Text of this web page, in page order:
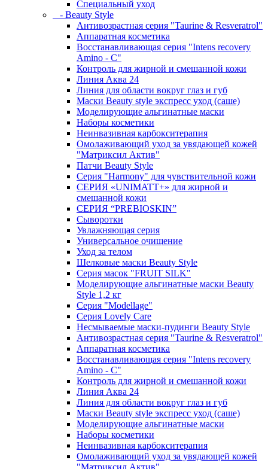
Специальный уход
- Beauty Style
Антивозрастная серия "Taurine & Resveratrol"
Аппаратная косметика
Восстанавливающая серия "Intens recovery
Amino - C"
Контроль для жирной и смешанной кожи
Линия Аква 24
Линия для области вокруг глаз и губ
Маски Beauty style экспресс уход (саше)
Моделирующие альгинатные маски
Наборы косметики
Неинвазивная карбокситерапия
Омолаживающий уход за увядающей кожей
"Матриксил Актив"
Патчи Beauty Style
Серия "Harmony" для чувствительной кожи
СЕРИЯ «UNIMATT+» для жирной и
смешанной кожи
СЕРИЯ “PREBIOSKIN”
Сыворотки
Увлажняющая серия
Универсальное очищение
Уход за телом
Шелковые маски Beauty Style
Серия масок "FRUIT SILK"
Моделирующие альгинатные маски Beauty
Style 1,2 кг
Серия "Modellage"
Cерия Lovely Care
Несмываемые маски-пудинги Beauty Style
Антивозрастная серия "Taurine & Resveratrol"
Аппаратная косметика
Восстанавливающая серия "Intens recovery
Amino - C"
Контроль для жирной и смешанной кожи
Линия Аква 24
Линия для области вокруг глаз и губ
Маски Beauty style экспресс уход (саше)
Моделирующие альгинатные маски
Наборы косметики
Неинвазивная карбокситерапия
Омолаживающий уход за увядающей кожей
"Матриксил Актив"